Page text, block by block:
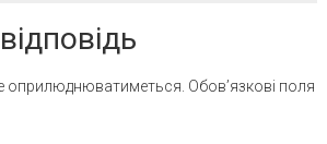
оприлюднюватиметься. Обов’язкові поля